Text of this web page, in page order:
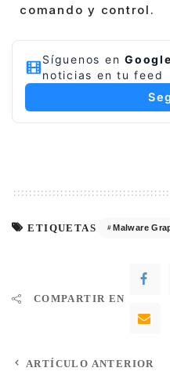
comando y control.
Síguenos en
noticias en tu feed
ETIQUETAS Malware
COMPARTIR EN
ARTÍCULO ANTERIOR